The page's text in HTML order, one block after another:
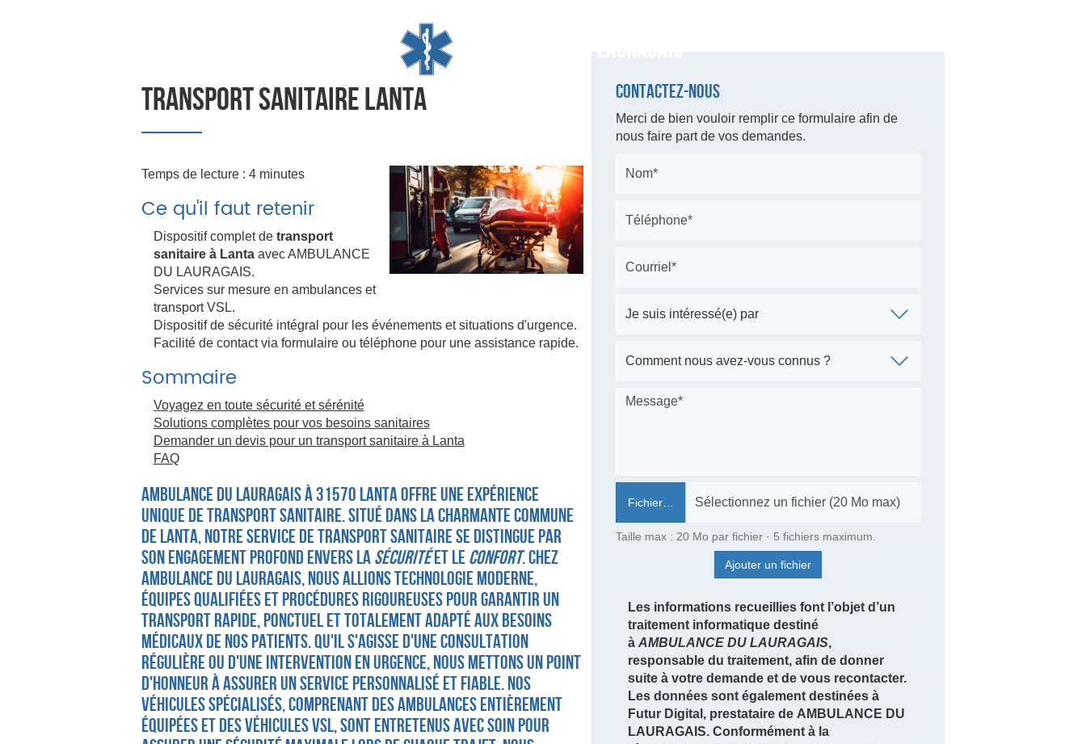
TRANSPORT SANITAIRE LANTA
Temps de lecture : 4 minutes
Ce qu'il faut retenir
Dispositif complet de transport
sanitaire à Lantaavec AMBULANCE
DU LAURAGAIS.
Services sur mesure en ambulances et
transport VSL.
Dispositif de sécurité intégral pour les événements et situations d'urgence.
Facilité de contact via formulaire ou téléphone pour une assistance rapide.
Sommaire
Voyagez en toute sécurité et sérénité
Solutions complètes pour vos besoins sanitaires
Demander un devis pour un transport sanitaire à Lanta
FAQ
AMBULANCE DU LAURAGAIS à 31570 Lanta offre une expérience
unique de transport sanitaire. Situé dans la charmante commune
de Lanta, notre service de transport sanitaire se distingue par
son engagement profond envers lasécuritéet leconfort. Chez
AMBULANCE DU LAURAGAIS, nous allions technologie moderne,
équipes qualifiées et procédures rigoureuses pour garantir un
transport rapide, ponctuel et totalement adapté aux besoins
médicaux de nos patients. Qu'il s'agisse d'une consultation
régulière ou d'une intervention en urgence, nous mettons un point
d'honneur à assurer un service personnalisé et fiable. Nos
véhicules spécialisés, comprenant des ambulances entièrement
équipées et des véhicules VSL, sont entretenus avec soin pour
Contactez-nous
Merci de bien vouloir remplir ce formulaire afin de
nous faire part de vos demandes.
Fichier…
Taille max : 20 Mo par fichier · 5 fichiers maximum.
Ajouter un fichier
Les informations recueillies font l’objet d’un
traitement informatique destiné
àAMBULANCE DU LAURAGAIS,
responsable du traitement, afin de donner
suite à votre demande et de vous recontacter.
Les données sont également destinées à
Futur Digital, prestataire de AMBULANCE DU
LAURAGAIS. Conformément à la